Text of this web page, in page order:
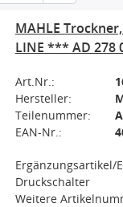
MAHLE
LINE *** AD 278
Art.Nr.:
Hersteller:
Teilenummer:
EAN-Nr.:
Ergänzungsartikel/
Druckschalter
Weitere